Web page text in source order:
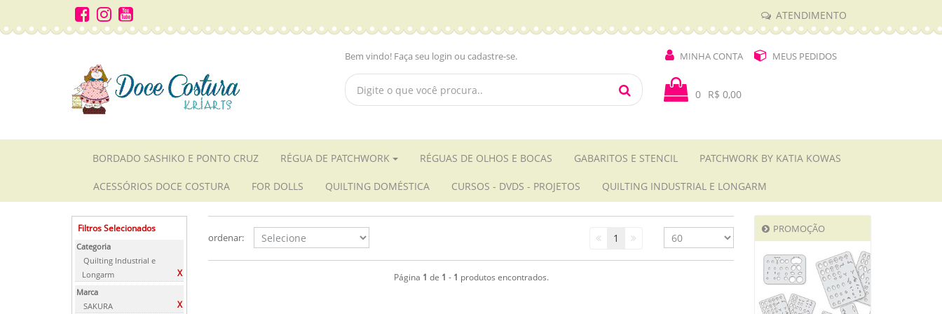
ATENDIMENTO
Bem vindo! Faça seu login ou cadastre-se. MINHA CONTA MEUS PEDIDOS
0 R$ 0,00
BORDADO SASHIKO E PONTO CRUZ RÉGUA DE PATCHWORK RÉGUAS DE OLHOS E BOCAS GABARITOS E STENCIL PATCHWORK BY KATIA KOWAS
ACESSÓRIOS DOCE COSTURA FOR DOLLS QUILTING DOMÉSTICA CURSOS - DVDS - PROJETOS QUILTING INDUSTRIAL E LONGARM
Filtros Selecionados
Categoria
Quilting Industrial e
Longarm
X
Marca
SAKURA
X
ordenar: 1
Página 1 de 1 - 1 produtos encontrados.
PROMOÇÃO